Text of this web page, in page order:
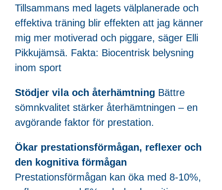
Tillsammans med lagets välplanerade och
effektiva träning blir effekten att jag känner
mig mer motiverad och piggare, säger Elli
Pikkujämsä. Fakta: Biocentrisk belysning
inom sport
Stödjer vila och återhämtning Bättre
sömnkvalitet stärker återhämtningen – en
avgörande faktor för prestation.
Ökar prestationsförmågan, reflexer och
den kognitiva förmågan
Prestationsförmågan kan öka med 8-10%,